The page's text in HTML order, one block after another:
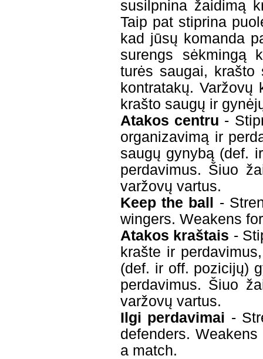
susilpnina žaidimą
Taip pat stiprina
kad jūsų komanda
surengs sėkmingą
turės saugai, krašto
kontratakų.
krašto saugų ir
Atakos centru -
organizavimą ir
saugų gynybą (def.
perdavimus. Šiuo
varžovų vartus.
Keep the ball
-
wingers. Weakens
Atakos kraštais -
krašte ir
(def. ir off. pozicijų)
perdavimus. Šiuo
varžovų vartus.
Ilgi perdavimai -
defenders.
a match.